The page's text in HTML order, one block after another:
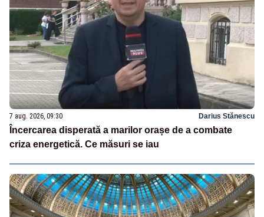
7 aug. 2026, 09:30 Darius Stănescu
Încercarea disperată a marilor orașe de a combate
criza energetică. Ce măsuri se iau